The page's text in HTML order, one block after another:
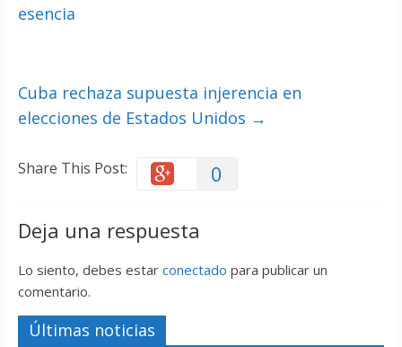
esencia
Cuba rechaza supuesta injerencia en
elecciones de Estados Unidos →
Share This Post: 0
Deja una respuesta
Lo siento, debes estar conectado para publicar un
comentario.
Últimas noticias